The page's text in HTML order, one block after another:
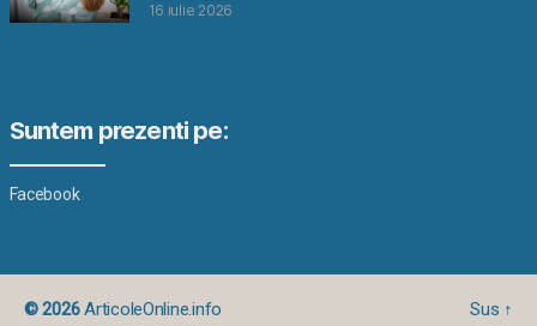
16 iulie 2026
Suntem prezenti pe:
Facebook
© 2026ArticoleOnline.info Sus ↑